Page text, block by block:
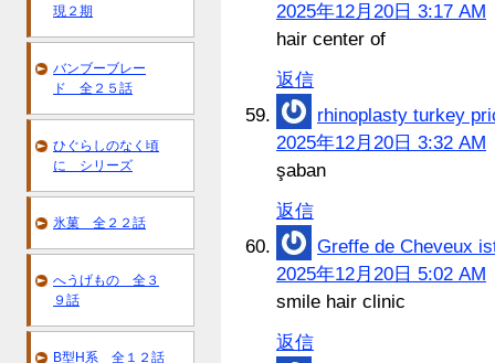
2025年12月20日 3:17 AM
hair center of
返信
rhinoplasty turkey
2025年12月20日 3:32 AM
şaban
返信
Greffe de Cheveux
2025年12月20日 5:02 AM
smile hair clinic
返信
現２期
バンブーブレー
ド 全２５話
ひぐらしのなく頃
に シリーズ
氷菓 全２２話
へうげもの 全３
９話
B型H系 全１２話